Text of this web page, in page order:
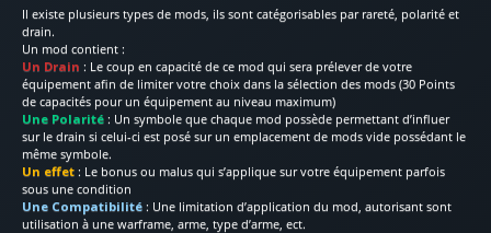
Il existe plusieurs types de mods, ils sont catégorisables par rareté, polarité et
drain.
Un mod contient :
Un Drain : Le coup en capacité de ce mod qui sera prélever de votre
équipement afin de limiter votre choix dans la sélection des mods (30 Points
de capacités pour un équipement au niveau maximum)
Une Polarité : Un symbole que chaque mod possède permettant d’influer
sur le drain si celui-ci est posé sur un emplacement de mods vide possédant le
même symbole.
Un effet : Le bonus ou malus qui s’applique sur votre équipement parfois
sous une condition
Une Compatibilité : Une limitation d’application du mod, autorisant sont
utilisation à une warframe, arme, type d’arme, ect.